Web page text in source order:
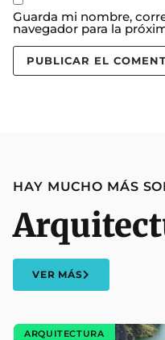
Guarda mi nombre,
navegador para la
HAY MUCHO MÁS
VER MÁS
ARQUITECTURA